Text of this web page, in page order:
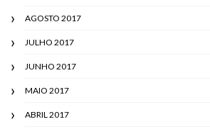
AGOSTO 2017
JULHO 2017
JUNHO 2017
MAIO 2017
ABRIL 2017